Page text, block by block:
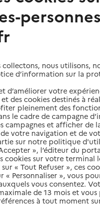
Jugon
Plenée-
de Plénée-Jugon
nous utilisons,
d’information sur la
d’améliorer votre
des cookies destinés à
pleinement des
le cadre de campagne
campagnes et afficher de
votre navigation et de
sur notre politique
», l’éditeur du
cookies sur votre terminal
« Tout Refuser », ces
« Personnaliser », vous
vous consentez.
de 13 mois et
à tout moment